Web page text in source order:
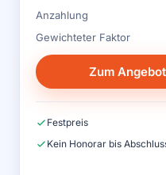
Anzahlung
Gewichteter Faktor
Zum
Festpreis
Kein Honorar bis